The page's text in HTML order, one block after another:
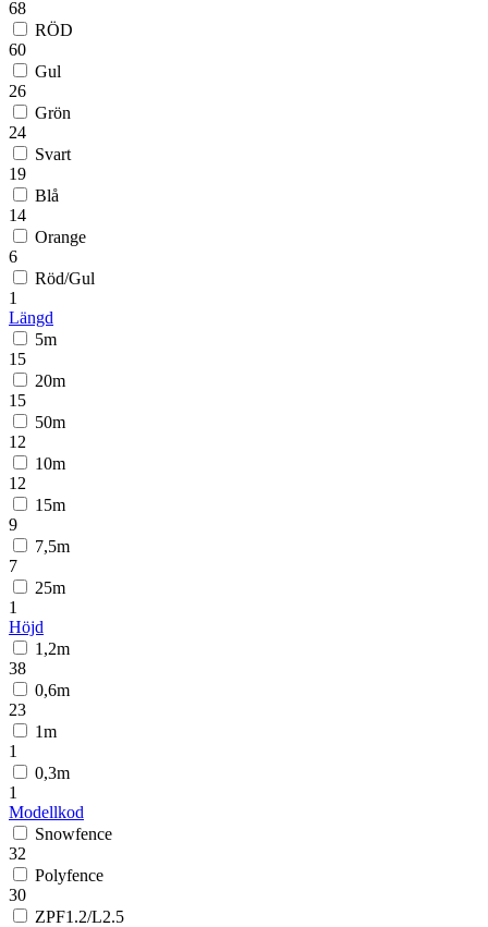
68
RÖD
60
Gul
26
Grön
24
Svart
19
Blå
14
Orange
6
Röd/Gul
1
Längd
5m
15
20m
15
50m
12
10m
12
15m
9
7,5m
7
25m
1
Höjd
1,2m
38
0,6m
23
1m
1
0,3m
1
Modellkod
Snowfence
32
Polyfence
30
ZPF1.2/L2.5